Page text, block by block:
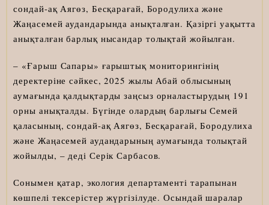
сондай-ақ Аягөз, Бесқарағай, Бородулиха және
Жаңасемей аудандарында анықталған. Қазіргі уақытта
анықталған барлық нысандар толықтай жойылған.
– «Ғарыш Сапары» ғарыштық мониторингінің
деректеріне сәйкес, 2025 жылы Абай облысының
аумағында қалдықтарды заңсыз орналастырудың 191
орны анықталды. Бүгінде олардың барлығы Семей
қаласының, сондай-ақ Аягөз, Бесқарағай, Бородулиха
және Жаңасемей аудандарының аумағында толықтай
жойылды, – деді Серік Сарбасов.
Сонымен қатар, экология департаменті тарапынан
көшпелі тексерістер жүргізілуде. Осындай шаралар